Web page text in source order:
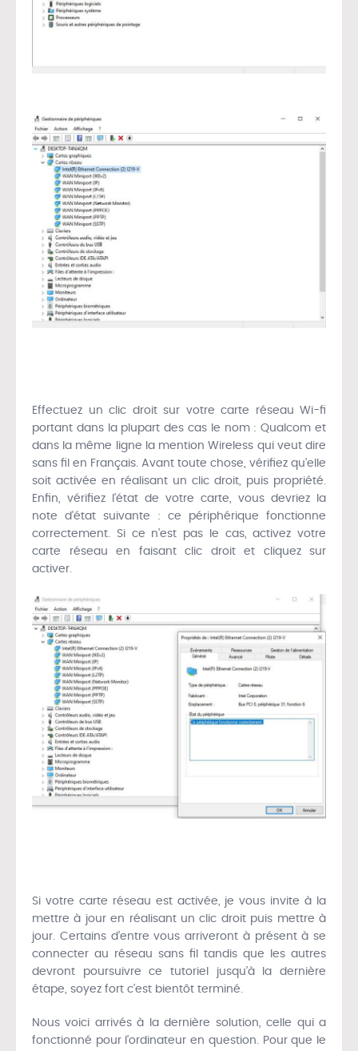
Effectuez un clic droit sur votre carte réseau Wi-fi
portant dans la plupart des cas le nom : Qualcom et
dans la même ligne la mention Wireless qui veut dire
sans fil en Français. Avant toute chose, vérifiez qu’elle
soit activée en réalisant un clic droit, puis propriété.
Enfin, vérifiez l’état de votre carte, vous devriez la
note d’état suivante : ce périphérique fonctionne
correctement. Si ce n’est pas le cas, activez votre
carte réseau en faisant clic droit et cliquez sur
activer.
Si votre carte réseau est activée, je vous invite à la
mettre à jour en réalisant un clic droit puis mettre à
jour. Certains d’entre vous arriveront à présent à se
connecter au réseau sans fil tandis que les autres
devront poursuivre ce tutoriel jusqu’à la dernière
étape, soyez fort c’est bientôt terminé.
Nous voici arrivés à la dernière solution, celle qui a
fonctionné pour l’ordinateur en question. Pour que le